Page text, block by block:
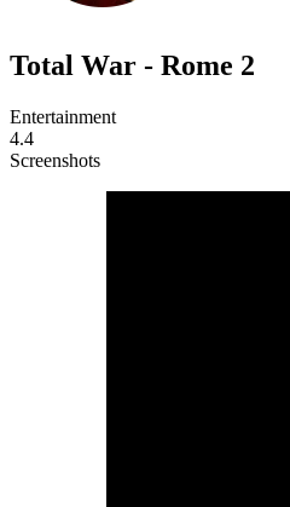
Total War - Rome 2
Entertainment
4.4
Screenshots